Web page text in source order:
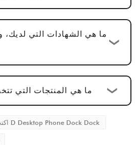
الإنتاج الضخم وفحص الجودة:
الإنتاج، يكون وقت التسليم
ونحن نقدم خدمة ما بعد البيع
ما هي الشهادات التي
ما هي المنتجات التي
اكتب D Desktop Phone Dock Dock